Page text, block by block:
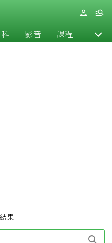
影音 課程 退休
果